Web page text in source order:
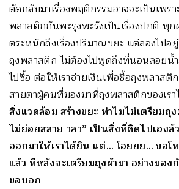
ตัดกลับมาเรื่องพฤติกรรมอาจจะเป็นเพร
พลาสติกกันพะรุงพะรังเป็นเรื่องปกติ ทุก
ตระหนักถึงเรื่องปริมาณขยะ แต่ลองไปอ
ถุงพลาสติก ไม่ต้องไปพูดถึงที่นอนลอยน้
ไปซื้อ ต่อให้เราจ่ายเงินเพื่อซื้อถุงพลาสติ
สายตาผู้คนที่มองมาที่ถุงพลาสติกของเรา
สิ่งแวดล้อม สร้างขยะ ทำไมไม่เตรียมถุ
ไม่ย่อยสลาย ฯลฯ” เป็นสิ่งที่คิดไปเองล้
ออกมาให้เราได้ยิน แต่… โอยยย… ขอโ
แล้ว ทีหลังจะเตรียมถุงผ้ามา อย่างมอ
ขอบอก